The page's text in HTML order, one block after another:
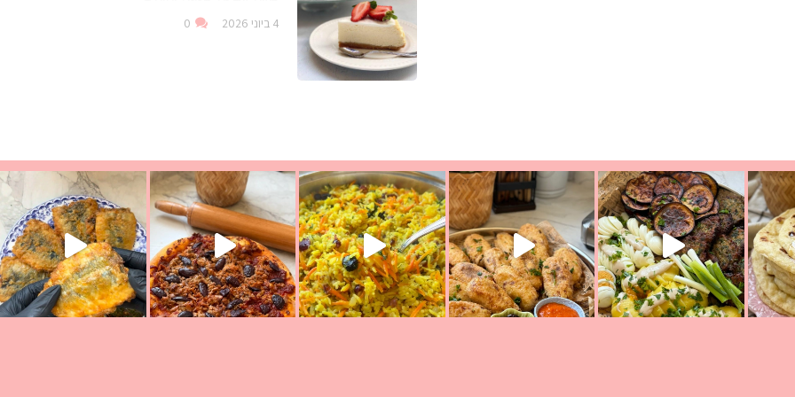
4 ביוני 2026 0
בפ
הימים, חשבתי מה לחדש לכם ונראה
אורז יצירתי לתשעת הימים ולכבוד שבת קודשלמתכון
פיצה של תשעת הימים ולמה היא נקראת ככה? ההסבר בסרטומז׳ווז׳ין או בתרגום לעברית, מחותניםמתכון ראש